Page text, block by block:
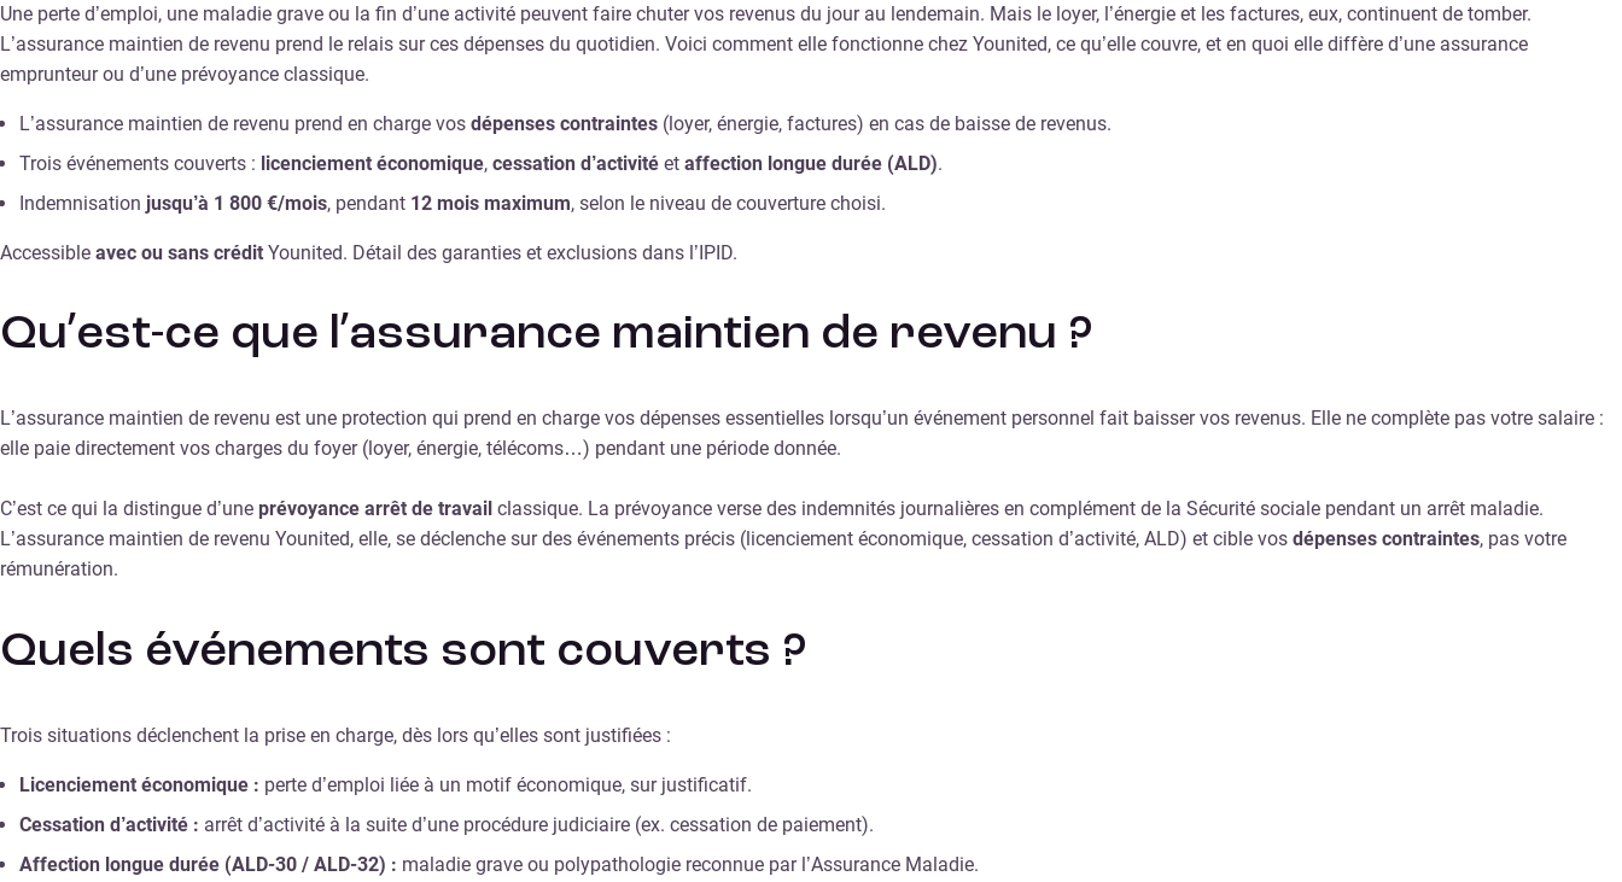
Une perte d’emploi, une maladie grave ou la fin d’une activité peuvent faire chuter vos revenus du jour au lendemain. Mais le loyer, l’énergie et les factures, eux, continuent de tomber.
L’assurance maintien de revenu prend le relais sur ces dépenses du quotidien. Voici comment elle fonctionne chez Younited, ce qu’elle couvre, et en quoi elle diffère d’une assurance
emprunteur ou d’une prévoyance classique.
L’assurance maintien de revenu prend en charge vos dépenses contraintes (loyer, énergie, factures) en cas de baisse de revenus.
Trois événements couverts : licenciement économique, cessation d’activité et affection longue durée (ALD).
Indemnisation jusqu’à 1 800 €/mois, pendant 12 mois maximum, selon le niveau de couverture choisi.
Accessible avec ou sans crédit Younited. Détail des garanties et exclusions dans l’IPID.
Qu’est-ce que l’assurance maintien de revenu ?
L’assurance maintien de revenu est une protection qui prend en charge vos dépenses essentielles lorsqu’un événement personnel fait baisser vos revenus. Elle ne complète pas votre salaire :
elle paie directement vos charges du foyer (loyer, énergie, télécoms…) pendant une période donnée.
C’est ce qui la distingue d’une prévoyance arrêt de travail classique. La prévoyance verse des indemnités journalières en complément de la Sécurité sociale pendant un arrêt maladie.
L’assurance maintien de revenu Younited, elle, se déclenche sur des événements précis (licenciement économique, cessation d’activité, ALD) et cible vos dépenses contraintes, pas votre
rémunération.
Quels événements sont couverts ?
Trois situations déclenchent la prise en charge, dès lors qu’elles sont justifiées :
Licenciement économique : perte d’emploi liée à un motif économique, sur justificatif.
Cessation d’activité : arrêt d’activité à la suite d’une procédure judiciaire (ex. cessation de paiement).
Affection longue durée (ALD-30 / ALD-32) : maladie grave ou polypathologie reconnue par l’Assurance Maladie.